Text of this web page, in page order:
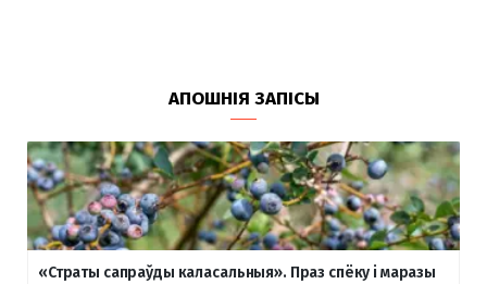
АПОШНІЯ ЗАПІСЫ
«Страты сапраўды каласальныя». Праз спёку і маразы